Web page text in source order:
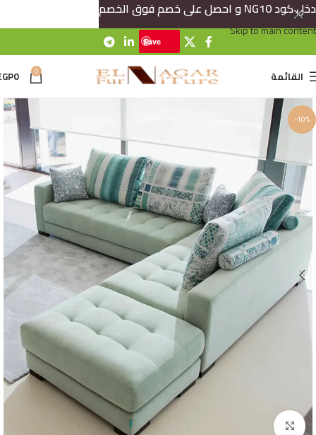
Skip to navigation
Skip to main content
Save
القائمة 0
0
-10%
Click to enlarge
دخل كود NG10 و احصل على خصم فوق الخصم